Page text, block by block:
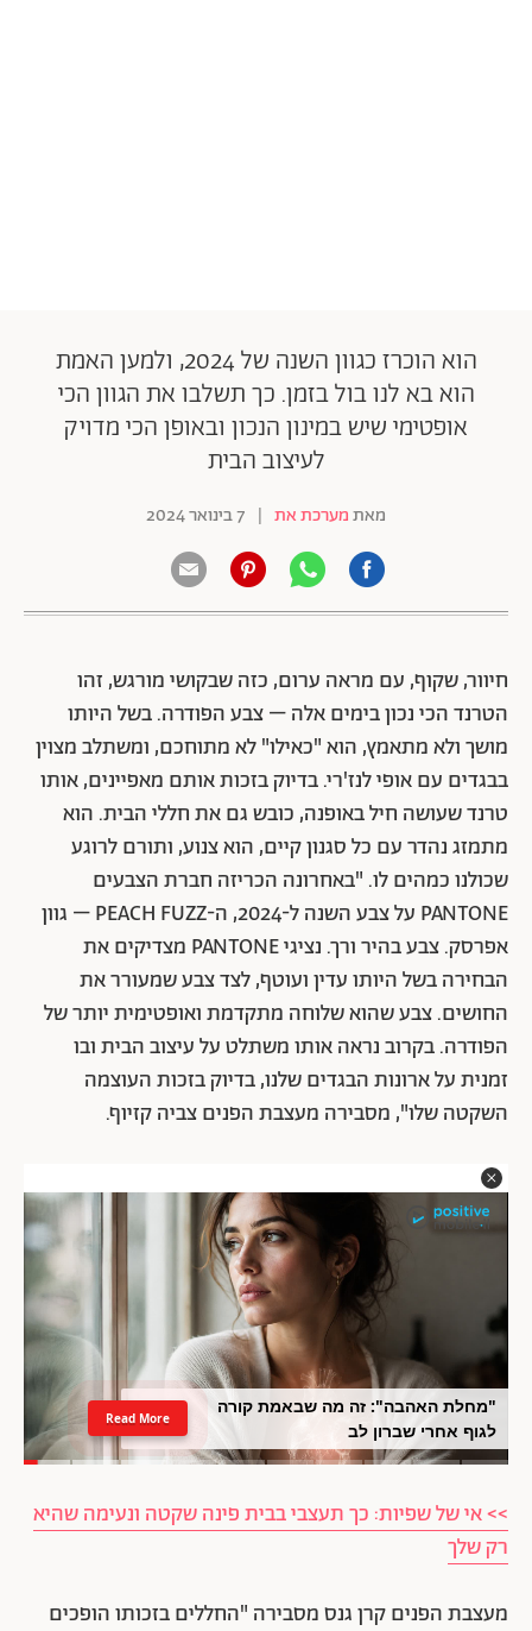
הוא הוכרז כגוון השנה של 2024, ולמען האמת
הוא בא לנו בול בזמן. כך תשלבו את הגוון הכי
אופטימי שיש במינון הנכון ובאופן הכי מדויק
לעיצוב הבית
מאתמערכת את | 7 בינואר 2024
חיוור, שקוף, עם מראה ערום, כזה שבקושי מורגש, זהו
הטרנד הכי נכון בימים אלה – צבע הפודרה. בשל היותו
מושך ולא מתאמץ, הוא "כאילו" לא מתוחכם, ומשתלב מצוין
בבגדים עם אופי לנז'רי. בדיוק בזכות אותם מאפיינים, אותו
טרנד שעושה חיל באופנה, כובש גם את חללי הבית. הוא
מתמזג נהדר עם כל סגנון קיים, הוא צנוע, ותורם לרוגע
שכולנו כמהים לו. "באחרונה הכריזה חברת הצבעים
PANTONE על צבע השנה ל-2024, ה-PEACH FUZZ – גוון
אפרסק. צבע בהיר ורך. נציגי PANTONE מצדיקים את
הבחירה בשל היותו עדין ועוטף, לצד צבע שמעורר את
החושים. צבע שהוא שלוחה מתקדמת ואופטימית יותר של
הפודרה. בקרוב נראה אותו משתלט על עיצוב הבית ובו
זמנית על ארונות הבגדים שלנו, בדיוק בזכות העוצמה
השקטה שלו", מסבירה מעצבת הפנים צביה קזיוף.
"מחלת האהבה": זה מה שבאמת קורה
לגוף אחרי שברון לב
Read More
>> אי של שפיות: כך תעצבי בבית פינה שקטה ונעימה שהיא
רק שלך
מעצבת הפנים קרן גנס מסבירה "החללים בזכותו הופכים